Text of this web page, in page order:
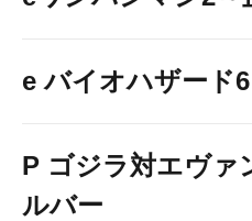
e バイオハザード6
P ゴジラ対エヴァ
ルバー